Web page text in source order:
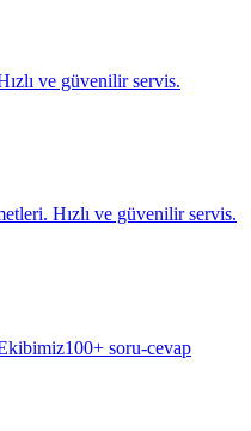
ve güvenilir servis.
Hızlı ve güvenilir servis.
100+ soru-cevap